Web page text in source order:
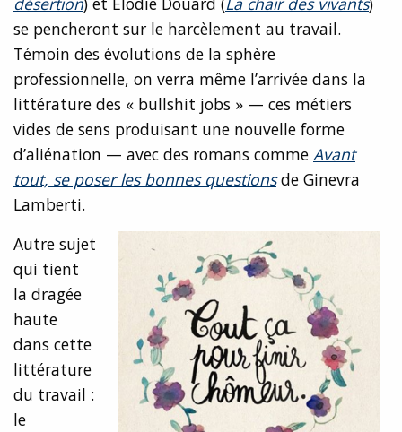
se pencheront sur le harcèlement au travail.
Témoin des évolutions de la sphère
professionnelle, on verra même l’arrivée dans la
littérature des « bullshit jobs » — ces métiers
vides de sens produisant une nouvelle forme
d’aliénation — avec des romans comme Avant
tout, se poser les bonnes questionsde Ginevra
Lamberti.
Autre sujet
qui tient
la dragée
haute
dans cette
littérature
du travail :
le